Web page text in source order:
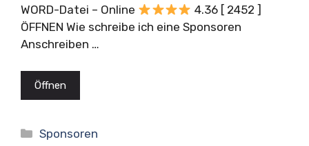
WORD-Datei – Online
4.36 [ 2452 ]
ÖFFNEN Wie schreibe ich eine Sponsoren
Anschreiben …
Öffnen
Kategorien
Sponsoren